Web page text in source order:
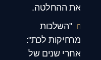
את ההחלטה.
"השלכות
מרחיקות לכת":
אחרי שנים של